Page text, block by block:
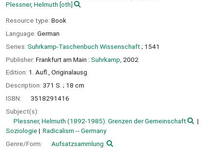
Plessner, Helmuth [oth]
Resource type: Book
Language: German
Series: Suhrkamp-Taschenbuch Wissenschaft; 1541
Publisher: Frankfurt am Main : Suhrkamp, 2002
Edition: 1. Aufl., Originalausg
Description: 371 S. ; 18 cm
ISBN:
3518291416
Subject(s):
Plessner, Helmuth (1892-1985). Grenzen der Gemeinschaft
Soziologie
Radicalism -- Germany
Genre/Form:
Aufsatzsammlung